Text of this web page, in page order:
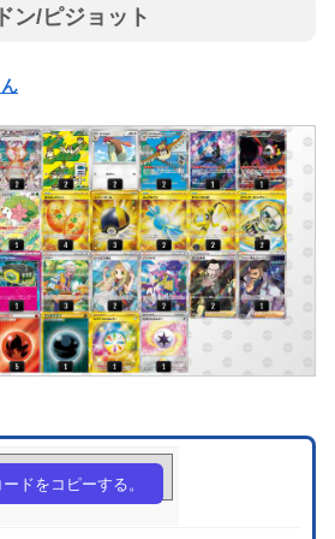
ン/ピジョット
xD4BM4-NN96Qn
ドをコピーする。